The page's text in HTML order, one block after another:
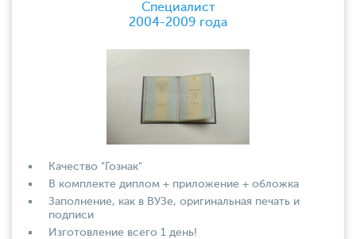
Специалист
2004-2009 года
Качество "Гознак"
В комплекте диплом + приложение + обложка
Заполнение, как в ВУЗе, оригинальная печать и
подписи
Изготовление всего 1 день!